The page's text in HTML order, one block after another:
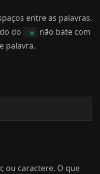
entre as palavras.
do
-w
não bate com
palavra.
ou caractere. O que